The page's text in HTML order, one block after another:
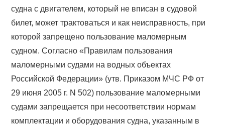
судна с двигателем, который не вписан в судовой
билет, может трактоваться и как неисправность, при
которой запрещено пользование маломерным
судном. Согласно «Правилам пользования
маломерными судами на водных объектах
Российской Федерации» (утв. Приказом МЧС РФ от
29 июня 2005 г. N 502) пользование маломерными
судами запрещается при несоответствии нормам
комплектации и оборудования судна, указанным в